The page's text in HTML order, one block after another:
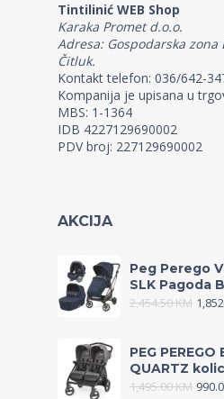
Tintilinić WEB Shop
Karaka Promet d.o.o.
Adresa: Gospodarska
Čitluk.
Kontakt telefon: 036/642-
Kompanija je upisana u
MBS: 1-1364
IDB 4227129690002
PDV broj: 227129690002
AKCIJA
Peg Perego
SLK Pagoda
2,454.50KM
PEG
QUARTZ
1,495.00KM